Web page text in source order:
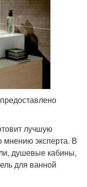
лучшую
мнению эксперта. В
душевые кабины,
для ванной